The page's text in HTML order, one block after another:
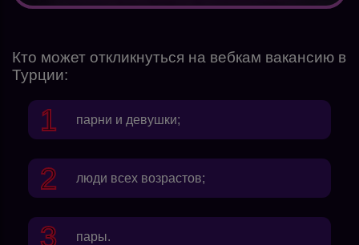
Кто может откликнуться на вебкам вакансию в
Турции:
парни и девушки;
люди всех возрастов;
пары.